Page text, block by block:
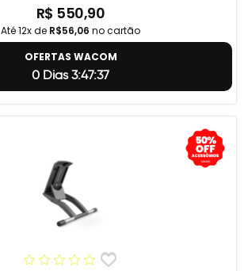
R$ 550,90
Até 12x de R$56,06 no cartão
OFERTAS WACOM
0 Dias 3:47:36